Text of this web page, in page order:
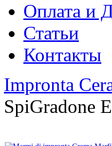
Оплата и
Статьи
Контакты
Impronta
SpiGradone